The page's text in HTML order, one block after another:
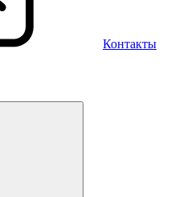
Контакты